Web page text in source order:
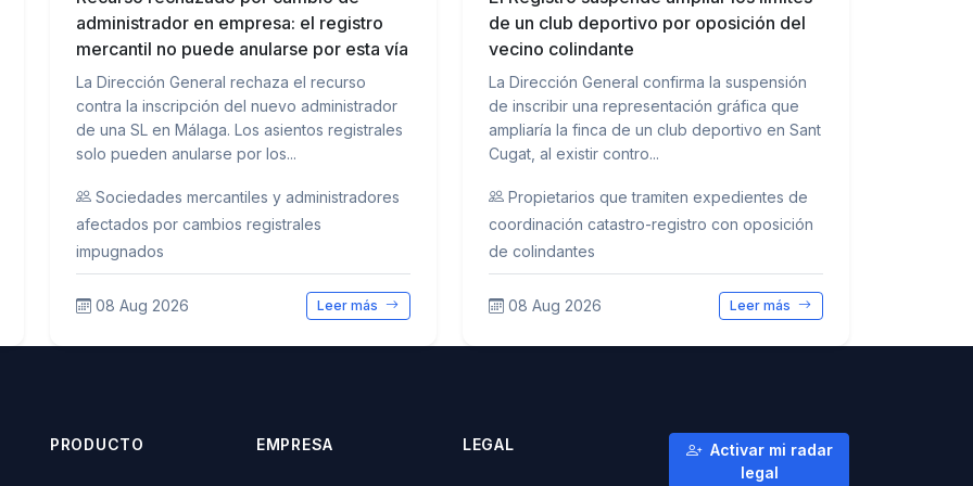
administrador en empresa: el registro
mercantil no puede anularse por esta vía
La Dirección General rechaza el recurso
contra la inscripción del nuevo administrador
de una SL en Málaga. Los asientos registrales
solo pueden anularse por los...
Sociedades mercantiles y administradores
afectados por cambios registrales
impugnados
08 Aug 2026 Leer más
de un club deportivo por oposición del
vecino colindante
La Dirección General confirma la suspensión
de inscribir una representación gráfica que
ampliaría la finca de un club deportivo en Sant
Cugat, al existir contro...
Propietarios que tramiten expedientes de
coordinación catastro-registro con oposición
de colindantes
08 Aug 2026 Leer más
PRODUCTO EMPRESA LEGAL
Activar mi radar
legal